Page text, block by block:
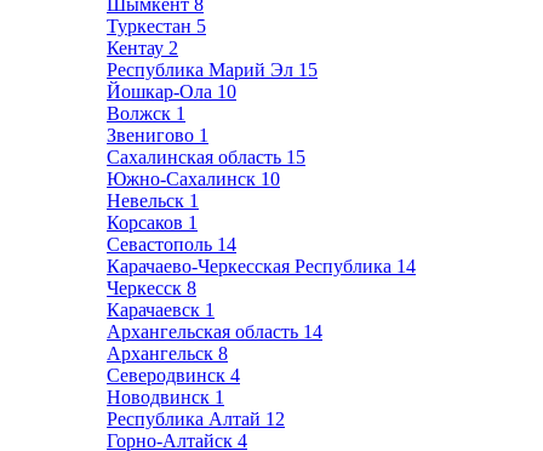
Шымкент 8
Туркестан 5
Кентау 2
Республика Марий Эл 15
Йошкар-Ола 10
Волжск 1
Звенигово 1
Сахалинская область 15
Южно-Сахалинск 10
Невельск 1
Корсаков 1
Севастополь 14
Карачаево-Черкесская Республика 14
Черкесск 8
Карачаевск 1
Архангельская область 14
Архангельск 8
Северодвинск 4
Новодвинск 1
Республика Алтай 12
Горно-Алтайск 4